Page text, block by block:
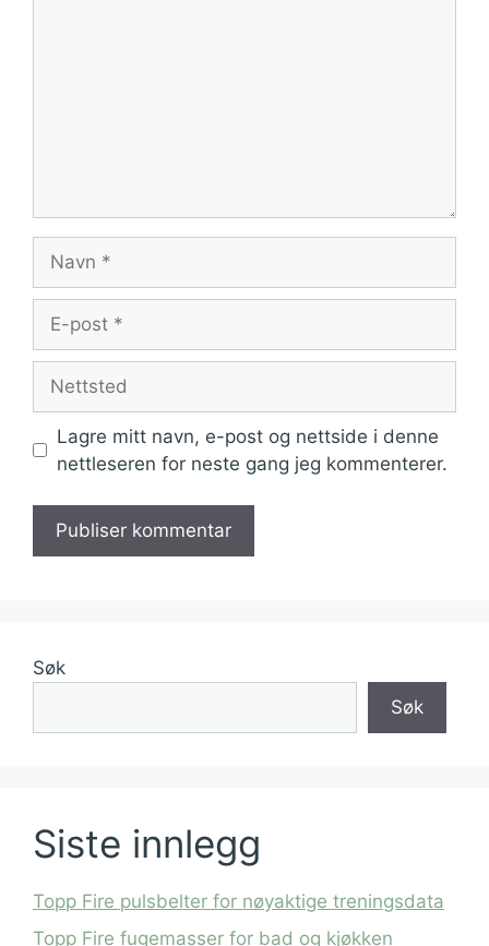
post
Lagre mitt navn, e-post og nettside i denne
nettleseren for neste gang jeg kommenterer.
Søk
Søk
Siste innlegg
Topp Fire pulsbelter for nøyaktige treningsdata
Topp Fire fugemasser for bad og kjøkken